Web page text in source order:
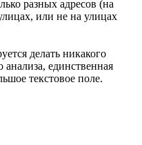
разных адресов (на
или не на улицах
делать никакого
анализа, единственная
текстовое поле.